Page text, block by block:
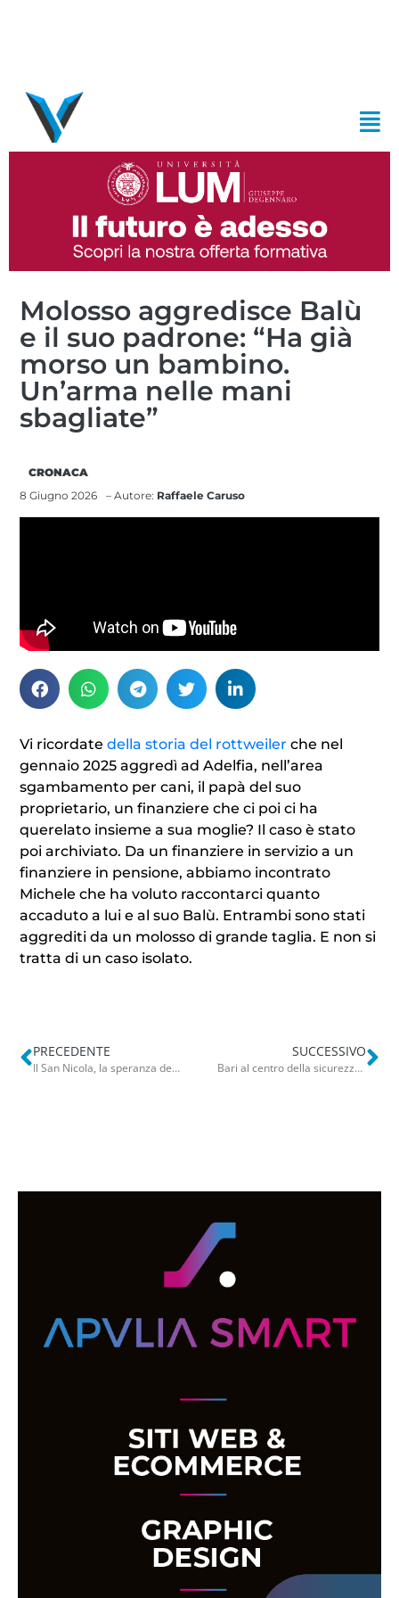
Molosso aggredisce Balù
e il suo padrone: “Ha già
morso un bambino.
Un’arma nelle mani
sbagliate”
CRONACA
8 Giugno 2026
– Autore: Raffaele Caruso
Vi ricordatedella storia del rottweiler che nel
gennaio 2025 aggredì ad Adelfia, nell’area
sgambamento per cani, il papà del suo
proprietario, un finanziere che ci poi ci ha
querelato insieme a sua moglie? Il caso è stato
poi archiviato. Da un finanziere in servizio a un
finanziere in pensione, abbiamo incontrato
Michele che ha voluto raccontarci quanto
accaduto a lui e al suo Balù. Entrambi sono stati
aggrediti da un molosso di grande taglia. E non si
tratta di un caso isolato.
PRECEDENTE
Il San Nicola, la speranza del ripescaggio e l’incontro Leccese-De Laurentiis: settimana da dentro o fuori per il Bari
SUCCESSIVO
Bari al centro della sicurezza digitale: accordo tra UniBa e Dipartimento Pubblica Sicurezza